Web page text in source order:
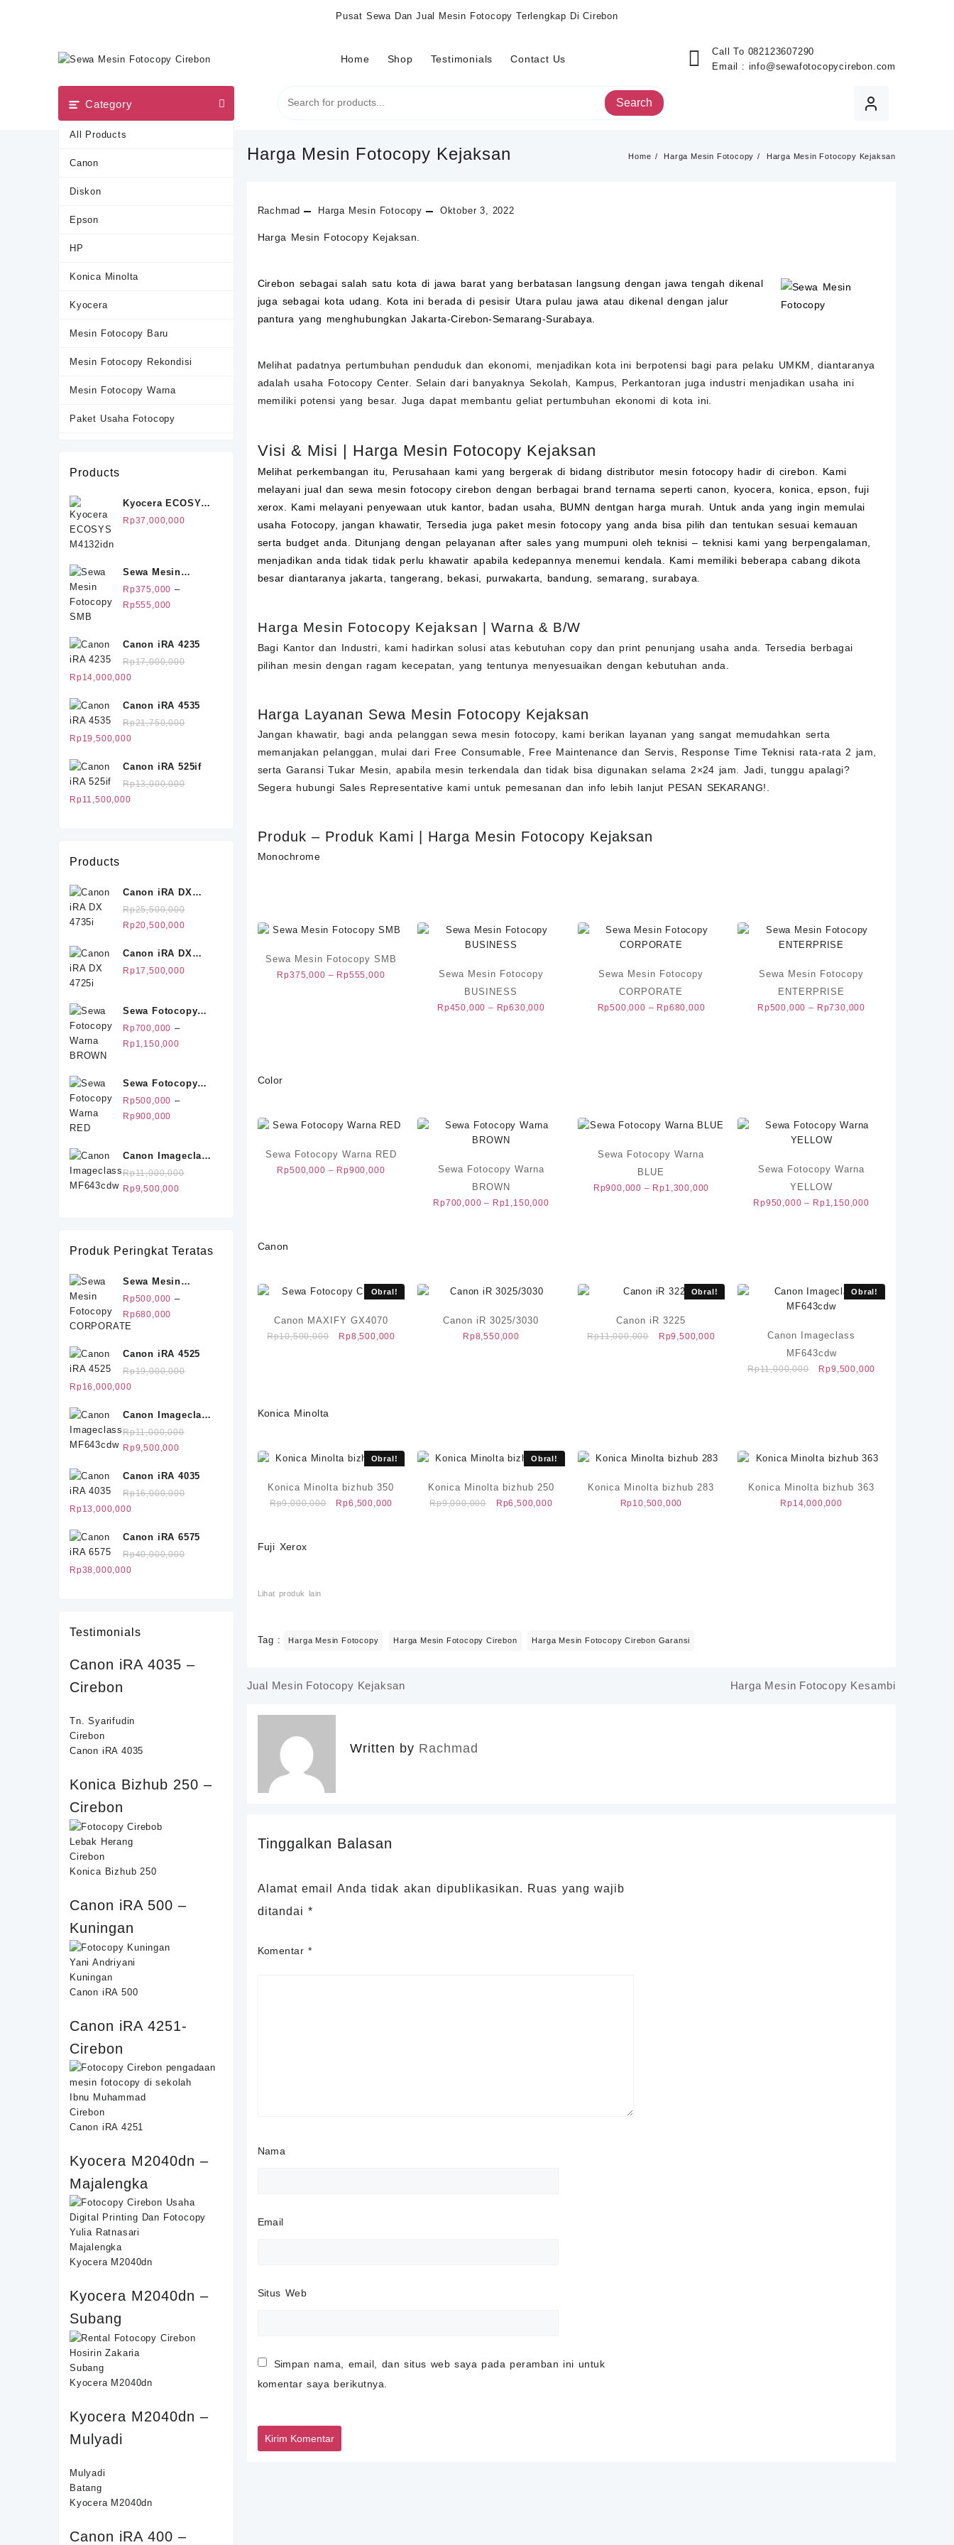
Pusat Sewa Dan Jual Mesin Fotocopy Terlengkap Di Cirebon
Home Shop Testimonials Contact Us
Call To 082123607290
Email : info@sewafotocopycirebon.com
Category
All Products
Canon
Diskon
Epson
HP
Konica Minolta
Kyocera
Mesin Fotocopy Baru
Mesin Fotocopy Rekondisi
Mesin Fotocopy Warna
Paket Usaha Fotocopy
Terlaris
Search
Harga Mesin Fotocopy Kejaksan Home Harga Mesin Fotocopy Harga Mesin Fotocopy Kejaksan
Rachmad Harga Mesin Fotocopy Oktober 3, 2022
Harga Mesin Fotocopy Kejaksan.
Cirebon sebagai salah satu kota di jawa barat yang berbatasan langsung dengan jawa tengah dikenal
juga sebagai kota udang. Kota ini berada di pesisir Utara pulau jawa atau dikenal dengan jalur
pantura yang menghubungkan Jakarta-Cirebon-Semarang-Surabaya.
Melihat padatnya pertumbuhan penduduk dan ekonomi, menjadikan kota ini berpotensi bagi para pelaku UMKM
, diantaranya
adalah usaha Fotocopy Center. Selain dari banyaknya Sekolah, Kampus, Perkantoran juga industri menjadikan usaha ini
memiliki potensi yang besar. Juga dapat membantu geliat pertumbuhan ekonomi di kota ini.
Visi & Misi | Harga Mesin Fotocopy Kejaksan
Melihat perkembangan itu, Perusahaan kami yang bergerak di bidang distributor mesinfotocopy hadir di cirebon. Kami
melayani jual dan sewa mesin fotocopy cirebon dengan berbagai brand ternama seperti canon, kyocera, konica, epson, fuji
xerox. Kami melayani penyewaan utuk kantor, badan usaha, BUMN dentgan harga murah. Untuk anda yang ingin memulai
usaha Fotocopy, jangan khawatir, Tersedia juga paket mesin fotocopy yang anda bisa pilih dan tentukan sesuai kemauan
serta budget anda. Ditunjang dengan pelayanan after sales yang mumpuni oleh teknisi – teknisi kami yang berpengalaman,
menjadikan anda tidak tidak perlu khawatir apabila kedepannya menemui kendala. Kami memiliki beberapa cabang dikota
besar diantaranya jakarta, tangerang, bekasi, purwakarta, bandung, semarang, surabaya.
Harga Mesin Fotocopy Kejaksan | Warna & B/W
Bagi Kantor dan Industri, kami hadirkan solusi atas kebutuhan copy dan print penunjang usaha anda. Tersedia berbagai
pilihan mesin dengan ragam kecepatan, yang tentunya menyesuaikan dengan kebutuhan anda.
Harga Layanan Sewa Mesin Fotocopy Kejaksan
Jangan khawatir, bagi anda pelanggan sewa mesin fotocopy, kami berikan layanan yang sangat memudahkan serta
memanjakan pelanggan, mulai dari Free Consumable, Free Maintenance dan Servis, Response Time Teknisi rata-rata 2 jam,
serta Garansi Tukar Mesin, apabila mesin terkendala dan tidak bisa digunakan selama 2×24 jam. Jadi, tunggu apalagi?
Segera hubungi Sales Representative kami untuk pemesanan dan info lebih lanjut PESAN SEKARANG!
Produk – Produk Kami | Harga Mesin Fotocopy Kejaksan
Monochrome
Sewa Mesin Fotocopy SMB
Rp375,000 – Rp555,000Rentang
Sewa Mesin Fotocopy
BUSINESS
Rp450,000 – Rp630,000Rentang
Sewa Mesin Fotocopy
CORPORATE
Rp500,000 – Rp680,000Rentang
Sewa Mesin Fotocopy
ENTERPRISE
Rp500,000 – Rp730,000Rentang
Color
Sewa Fotocopy Warna RED
Rp500,000 – Rp900,000Rentang
Sewa Fotocopy Warna
BROWN
Rp700,000 – Rp1,150,000Rentang
Sewa Fotocopy Warna
BLUE
Rp900,000 – Rp1,300,000
Sewa Fotocopy Warna
YELLOW
Rp950,000 – Rp1,150,000Rentang
Canon
Obral!
Canon MAXIFY GX4070
Rp10,500,000
Harga
Rp8,500,000
Canon iR 3025/3030
Rp8,550,000
Obral!
Canon iR 3225
Rp11,000,000
Harga
Rp9,500,000Harga
Obral!
Canon Imageclass
MF643cdw
Rp11,000,000
Harga
Rp9,500,000
Konica Minolta
Obral!
Konica Minolta bizhub 350
Rp9,000,000
Harga
Rp6,500,000
Obral!
Konica Minolta bizhub 250
Rp9,000,000
Harga
Rp6,500,000Harga
Konica Minolta bizhub 283
Rp10,500,000
Konica Minolta bizhub 363
Rp14,000,000
Fuji Xerox
Lihat produk lain
Tag : Harga Mesin Fotocopy Harga Mesin Fotocopy Cirebon Harga Mesin Fotocopy Cirebon Garansi
Navigasi
pos
Jual Mesin Fotocopy Kejaksan Harga Mesin Fotocopy Kesambi
Written by Rachmad
Tinggalkan Balasan
Alamat email Anda tidak akan dipublikasikan. Ruas yang wajib
ditandai*
Komentar*
Nama
Email
Situs Web
Simpan nama, email, dan situs web saya pada peramban ini untuk
komentar saya berikutnya.
Products
Kyocera ECOSYS
M4132idn
Rp37,000,000
Sewa Mesin
Fotocopy SMB
Rp375,000 –
Rp555,000
hingga
Rp555,000
Canon iRA 4235
Rp17,000,000
Harga
adalah:
Rp17,000,000.
Rp14,000,000Harga
ini
adalah:
Rp14,000,000.
Canon iRA 4535
Rp21,750,000
Harga
adalah:
Rp21,750,000.
Rp19,500,000Harga
ini
adalah:
Canon iRA 525if
Rp13,000,000
Harga
Rp11,500,000Harga
Products
Canon iRA DX
4735i
Rp25,500,000
Harga
adalah:
Rp25,500,000.
Rp20,500,000Harga
ini
adalah:
Canon iRA DX
4725i
Rp17,500,000
Sewa Fotocopy
Warna BROWN
Rp700,000 –
Rp1,150,000Rentang
hingga
Rp1,150,000
Sewa Fotocopy
Warna RED
Rp500,000 –
Rp900,000
hingga
Rp900,000
Canon Imageclass
MF643cdw
Rp11,000,000
Harga
Rp9,500,000Harga
Rp9,500,000.
Produk Peringkat Teratas
Sewa Mesin
Fotocopy
CORPORATE
Rp500,000 –
Rp680,000
hingga
Rp680,000
Canon iRA 4525
Rp19,000,000
Harga
adalah:
Rp19,000,000.
Rp16,000,000Harga
ini
adalah:
Rp16,000,000.
Canon Imageclass
MF643cdw
Rp11,000,000
Harga
adalah:
Rp11,000,000.
Rp9,500,000Harga
ini
adalah:
Canon iRA 4035
Rp16,000,000
Harga
adalah:
Rp16,000,000.
Rp13,000,000Harga
ini
adalah:
Rp13,000,000.
Canon iRA 6575
Rp40,000,000
Harga
Rp38,000,000Harga
Rp38,000,000.
Testimonials
Canon iRA 4035 –
Cirebon
Tn. Syarifudin
Cirebon
Canon iRA 4035
Konica Bizhub 250 –
Cirebon
Lebak Herang
Cirebon
Konica Bizhub 250
Canon iRA 500 –
Kuningan
Yani Andriyani
Kuningan
Canon iRA 500
Canon iRA 4251-
Cirebon
Ibnu Muhammad
Cirebon
Canon iRA 4251
Kyocera M2040dn –
Majalengka
Yulia Ratnasari
Majalengka
Kyocera M2040dn
Kyocera M2040dn –
Subang
Hosirin Zakaria
Subang
Kyocera M2040dn
Kyocera M2040dn –
Mulyadi
Mulyadi
Batang
Kyocera M2040dn
Canon iRA 400 –